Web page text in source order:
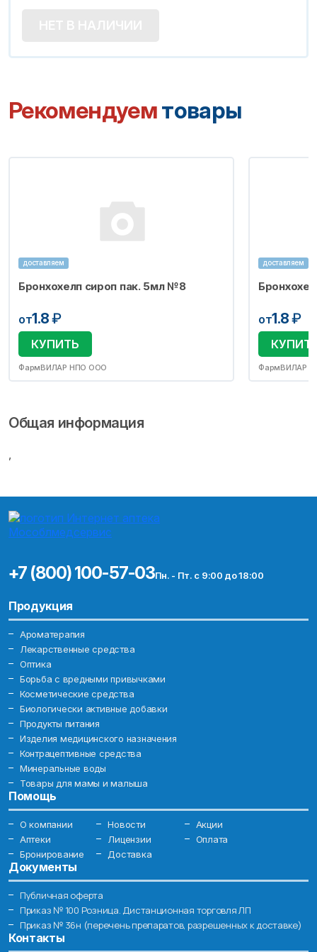
Рекомендуемтовары
доставляем
Бронхохелп сироп пак. 5мл №8
от1.8₽
КУПИТЬ
ФармВИЛАР НПО ООО
доставляем
от1.8₽
ФармВИЛАР
Общая информация
,
+7 (800) 100-57-03Пн. - Пт. с 9:00 до 18:00
Продукция
Ароматерапия
Лекарственные средства
Оптика
Борьба с вредными привычками
Косметические средства
Биологически активные добавки
Продукты питания
Изделия медицинского назначения
Контрацептивные средства
Минеральные воды
Товары для мамы и малыша
Помощь
О компании Новости
Акции
Аптеки
Лицензии
Оплата
Бронирование
Доставка
Документы
Публичная оферта
Приказ № 100 Розница. Дистанционная торговля ЛП
Приказ № 36н (перечень препаратов, разрешенных к доставке)
Контакты